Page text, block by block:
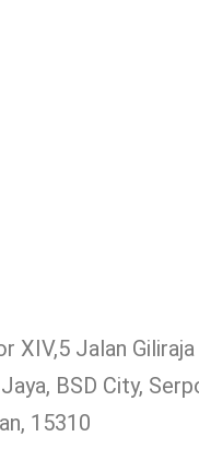
XIV,5 Jalan Giliraja
BSD City,
15310